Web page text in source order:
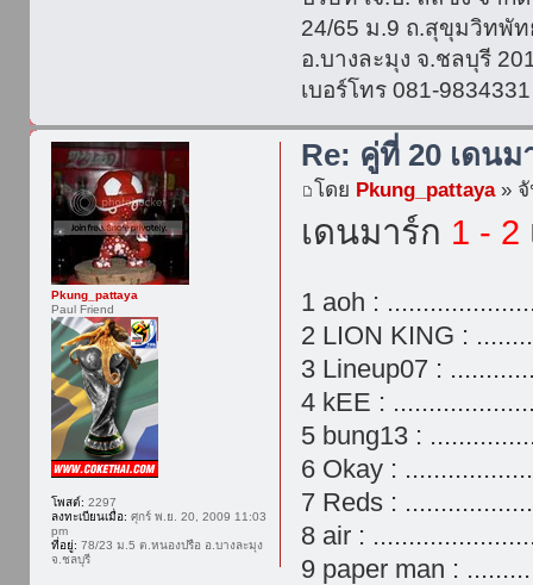
24/65 ม.9 ถ.สุขุมวิทพั
อ.บางละมุง จ.ชลบุรี
เบอร์โทร 081-
Re: คู่ที่ 20 เดน
โดย Pkung_pattaya» จั
เดนมาร์ก 1 - 2
1 aoh :
2 LION KING :
3 Lineup07 :
4 kEE :
5 bung13 :
6 Okay :
7 Reds :
8 air :
9 paper man :
Pkung_pattaya
Paul Friend
โพสต์: 2297
ลงทะเบียนเมื่อ: ศุกร์ พ.ย. 20, 2009 11:03
pm
ที่อยู่: 78/23 ม.5 ต.หนองปรือ อ.บางละมุง
จ.ชลบุรี